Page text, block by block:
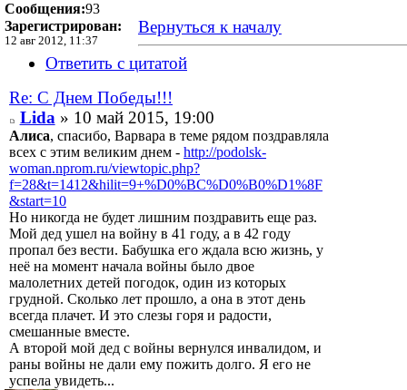
Сообщения:93
Зарегистрирован:
12 авг 2012, 11:37
Вернуться к началу
Ответить с цитатой
Re: С Днем Победы!!!
Lida» 10 май 2015, 19:00
Алиса, спасибо, Варвара в теме рядом поздравляла
всех с этим великим днем - http://podolsk-
woman.nprom.ru/viewtopic.php?
f=28&t=1412&hilit=9+%D0%BC%D0%B0%D1%8F
&start=10
Но никогда не будет лишним поздравить еще раз.
Мой дед ушел на войну в 41 году, а в 42 году
пропал без вести. Бабушка его ждала всю жизнь, у
неё на момент начала войны было двое
малолетних детей погодок, один из которых
грудной. Сколько лет прошло, а она в этот день
всегда плачет. И это слезы горя и радости,
смешанные вместе.
А второй мой дед с войны вернулся инвалидом, и
раны войны не дали ему пожить долго. Я его не
успела увидеть...